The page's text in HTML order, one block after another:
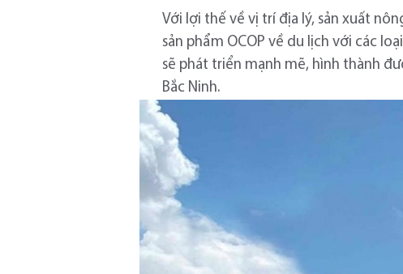
Với lợi thế về vị trí địa lý, sản xuất
sản phẩm OCOP về du lịch với các
sẽ phát triển mạnh mẽ, hình thành
Bắc Ninh.